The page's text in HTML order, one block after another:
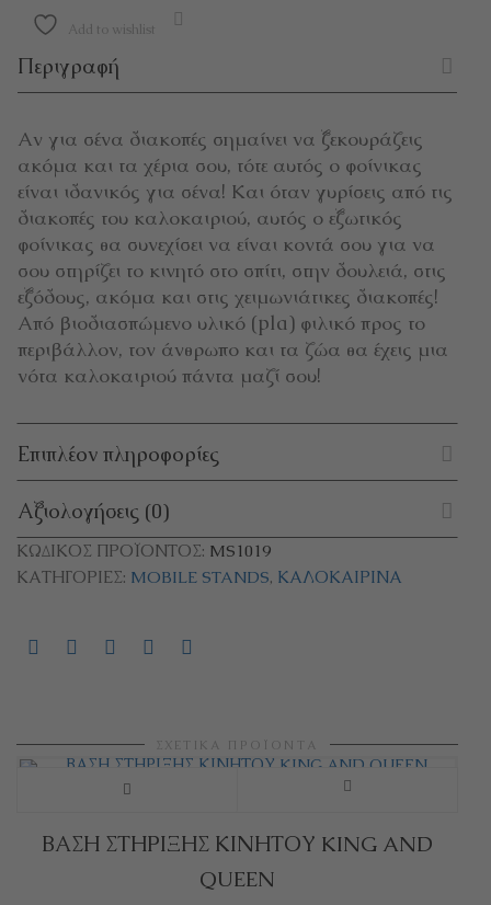
Add to wishlist
Περιγραφή
Αν για σένα διακοπές σημαίνει να ξεκουράζεις
ακόμα και τα χέρια σου, τότε αυτός ο φοίνικας
είναι ιδανικός για σένα! Και όταν γυρίσεις από τις
διακοπές του καλοκαιριού, αυτός ο εξωτικός
φοίνικας θα συνεχίσει να είναι κοντά σου για να
σου στηρίζει το κινητό στο σπίτι, στην δουλειά, στις
εξόδους, ακόμα και στις χειμωνιάτικες διακοπές!
Από βιοδιασπώμενο υλικό (pla) φιλικό προς το
περιβάλλον, τον άνθρωπο και τα ζώα θα έχεις μια
νότα καλοκαιριού πάντα μαζί σου!
Επιπλέον πληροφορίες
Αξιολογήσεις (0)
ΚΩΔΙΚΌΣ ΠΡΟΪΌΝΤΟΣ: MS1019
ΚΑΤΗΓΟΡΊΕΣ: MOBILE STANDS, ΚΑΛΟΚΑΙΡΙΝΆ
ΣΧΕΤΙΚΆ ΠΡΟΪΌΝΤΑ
ΒΑΣΗ ΣΤΗΡΙΞΗΣ ΚΙΝΗΤΟΥ KING AND
QUEEN